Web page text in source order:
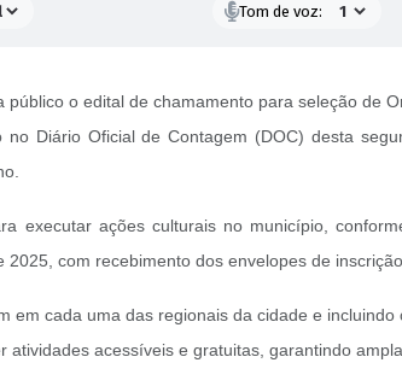
Tom de voz:
o edital de chamamento para seleção de
Diário Oficial de Contagem (DOC) desta
executar ações culturais no município,
com recebimento dos envelopes de
cada uma das regionais da cidade e
acessíveis e gratuitas, garantindo